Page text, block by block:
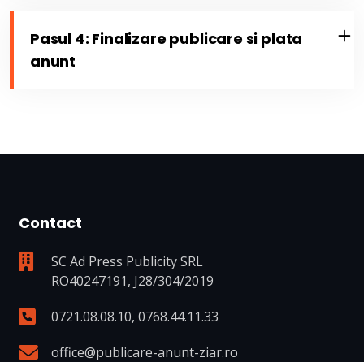
Pasul 4: Finalizare publicare si plata
anunt
Contact
SC Ad Press Publicity SRL
RO40247191, J28/304/2019
0721.08.08.10, 0768.44.11.33
office@publicare-anunt-ziar.ro